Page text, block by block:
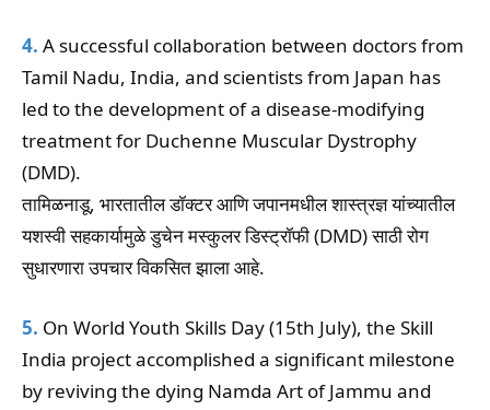
4. A successful collaboration between doctors from
Tamil Nadu, India, and scientists from Japan has
led to the development of a disease-modifying
treatment for Duchenne Muscular Dystrophy
(DMD).
तामिळनाडू, भारतातील डॉक्टर आणि जपानमधील शास्त्रज्ञ यांच्यातील
यशस्वी सहकार्यामुळे डुचेन मस्कुलर डिस्ट्रॉफी (DMD) साठी रोग
सुधारणारा उपचार विकसित झाला आहे.
5. On World Youth Skills Day (15th July), the Skill
India project accomplished a significant milestone
by reviving the dying Namda Art of Jammu and